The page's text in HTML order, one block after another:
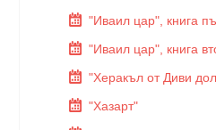
"Иваил цар", книга
"Иваил цар", книга
"Херакъл от Диви
"Хазарт"